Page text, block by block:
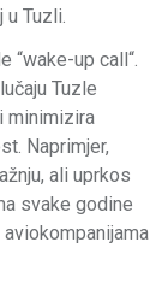
Tuzli.
“wake-up call“.
Tuzle
minimizira
Naprimjer,
ali uprkos
svake godine